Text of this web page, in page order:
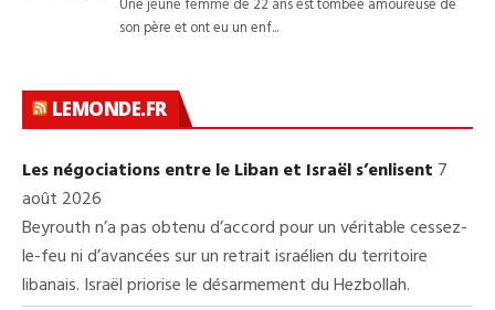
LEMONDE.FR
Les négociations entre le Liban et Israël s’enlisent 7
août 2026
Beyrouth n’a pas obtenu d’accord pour un véritable cessez-
le-feu ni d’avancées sur un retrait israélien du territoire
libanais. Israël priorise le désarmement du Hezbollah.